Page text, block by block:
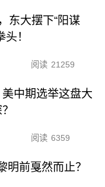
东大摆下“阳谋
！
阅读 21259
中期选举这盘大
阅读 6359
前戛然而止？